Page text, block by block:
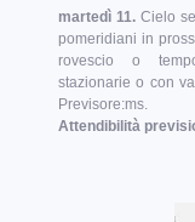
martedì 11.Cielo
pomeridiani in
rovescio o
stazionarie o con
Previsore:ms.
Attendibilità